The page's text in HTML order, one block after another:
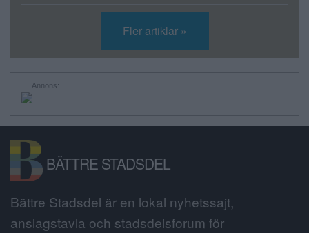
Fler artiklar »
Annons:
BÄTTRE STADSDEL
Bättre Stadsdel är en lokal nyhetssajt,
anslagstavla och stadsdelsforum för